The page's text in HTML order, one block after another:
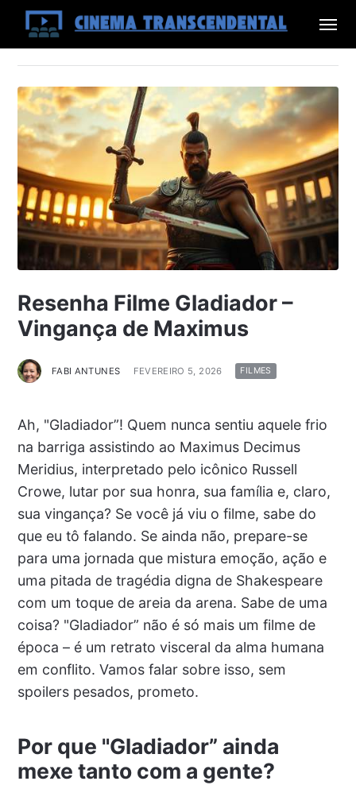
Resenha Filme Gladiador –
Vingança de Maximus
FABI ANTUNES FEVEREIRO 5, 2026 FILMES
Ah, "Gladiador”! Quem nunca sentiu aquele frio
na barriga assistindo ao Maximus Decimus
Meridius, interpretado pelo icônico Russell
Crowe, lutar por sua honra, sua família e, claro,
sua vingança? Se você já viu o filme, sabe do
que eu tô falando. Se ainda não, prepare-se
para uma jornada que mistura emoção, ação e
uma pitada de tragédia digna de Shakespeare
com um toque de areia da arena. Sabe de uma
coisa? "Gladiador” não é só mais um filme de
época – é um retrato visceral da alma humana
em conflito. Vamos falar sobre isso, sem
spoilers pesados, prometo.
Por que "Gladiador” ainda
mexe tanto com a gente?